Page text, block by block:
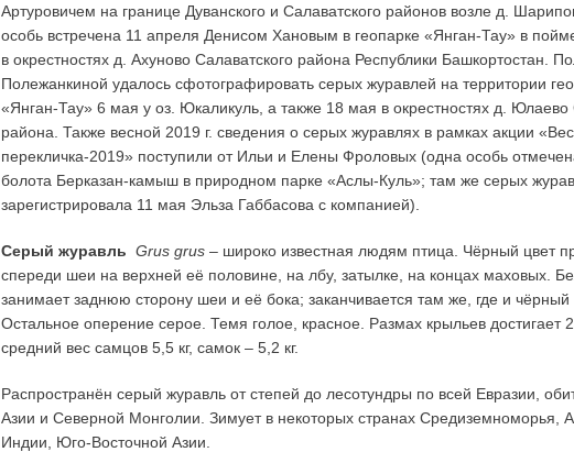
Артуровичем на границе Дуванского и Салаватского районов возле д.
особь встречена 11 апреля Денисом Хановым в геопарке «Янган-Тау» в
в окрестностях д. Ахуново Салаватского района Республики Башкортостан.
Полежанкиной удалось сфотографировать серых журавлей на территории
«Янган-Тау» 6 мая у оз. Юкаликуль, а также 18 мая в окрестностях д. Юлаево
района. Также весной 2019 г. сведения о серых журавлях в рамках акции
перекличка-2019» поступили от Ильи и Елены Фроловых (одна особь
болота Берказан-камыш в природном парке «Аслы-Куль»; там же серых
зарегистрировала 11 мая Эльза Габбасова с компанией).
Серый журавль Grus grus – широко известная людям птица. Чёрный цвет
спереди шеи на верхней её половине, на лбу, затылке, на концах маховых.
занимает заднюю сторону шеи и её бока; заканчивается там же, где и чёрный
Остальное оперение серое. Темя голое, красное. Размах крыльев достигает
средний вес самцов 5,5 кг, самок – 5,2 кг.
Распространён серый журавль от степей до лесотундры по всей Евразии,
Азии и Северной Монголии. Зимует в некоторых странах Средиземноморья,
Индии, Юго-Восточной Азии.